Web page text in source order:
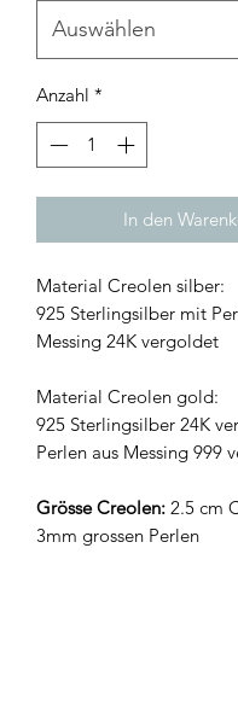
Anzahl *
In den
Material Creolen silber:
925 Sterlingsilber mit
Messing 24K vergoldet
Material Creolen gold:
925 Sterlingsilber 24K
Perlen aus Messing 999
Grösse Creolen: 2.5 cm
3mm grossen Perlen